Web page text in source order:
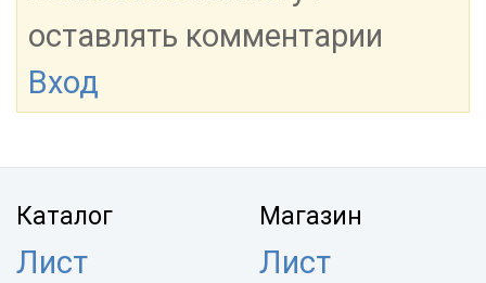
оставлять комментарии
Вход
Каталог
Лист
Магазин
Лист